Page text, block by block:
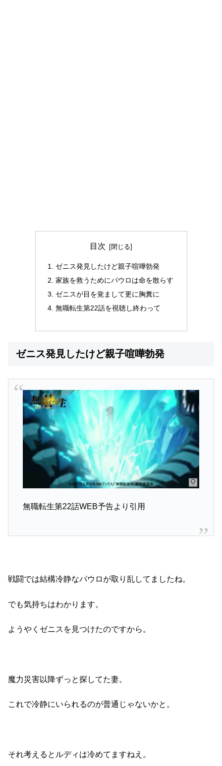
目次
ゼニス発見したけど親子喧嘩勃発
家族を救うためにパウロは命を散らす
ゼニスが目を覚まして更に胸糞に
無職転生第22話を視聴し終わって
ゼニス発見したけど親子喧嘩勃発
無職転生第22話WEB予告より引用
戦闘では結構冷静なパウロが取り乱してましたね。
でも気持ちはわかります。
ようやくゼニスを見つけたのですから。
魔力災害以降ずっと探してた妻。
これで冷静にいられるのが普通じゃないかと。
それ考えるとルディは冷めてますねえ。